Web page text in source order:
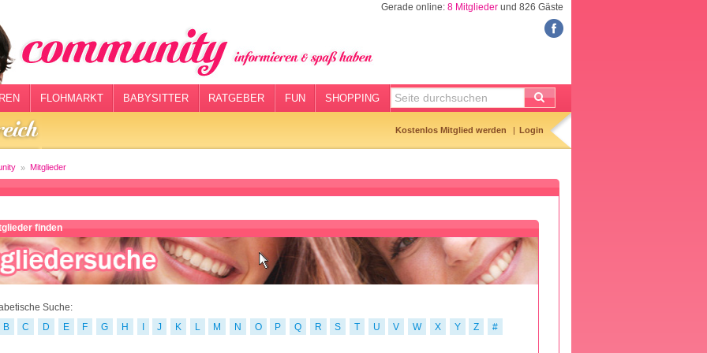
Gerade online: 8 Mitglieder und 826 Gäste
FLOHMARKT BABYSITTER RATGEBER FUN SHOPPING
Kostenlos Mitglied werden Login
Mitglieder
finden
Suche:
B C D E F G H I J K L M N O P Q R S T U V W X Y Z #